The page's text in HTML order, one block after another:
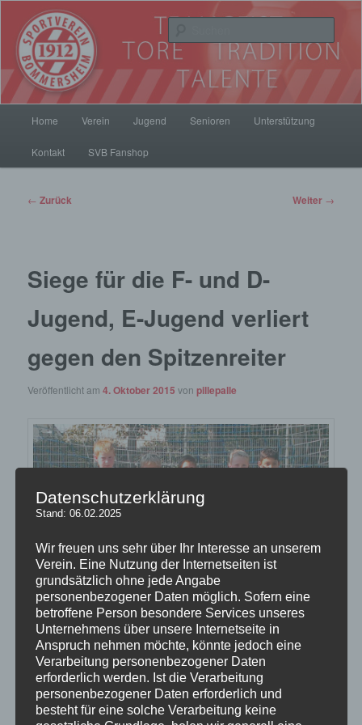
Inhalt
wechseln
SV Bommersheim 1912
Home Verein Jugend Senioren Unterstützung
Kontakt SVB Fanshop
Beitrags-
← Zurück Weiter →
Siege für die F- und D-
Jugend, E-Jugend verliert
gegen den Spitzenreiter
Veröffentlicht am4. Oktober 2015 vonpillepalle
UnsereF-Jugend siegte nach starker Leistung gegen die SGK
Bad Homburg klar mit 7:0 (Halbzeitstand: 4:0 für den SVB).
Erfolgreichster Torschütze auf Seiten des SVB war dabei
Aristeidis Synodinos, der vierfach für den SVB traf. Weiterhin
Datenschutzerklärung
Stand: 06.02.2025
Wir freuen uns sehr über Ihr Interesse an unserem
Verein. Eine Nutzung der Internetseiten ist
grundsätzlich ohne jede Angabe
personenbezogener Daten möglich. Sofern eine
betroffene Person besondere Services unseres
Unternehmens über unsere Internetseite in
Anspruch nehmen möchte, könnte jedoch eine
Verarbeitung personenbezogener Daten
erforderlich werden. Ist die Verarbeitung
personenbezogener Daten erforderlich und
besteht für eine solche Verarbeitung keine